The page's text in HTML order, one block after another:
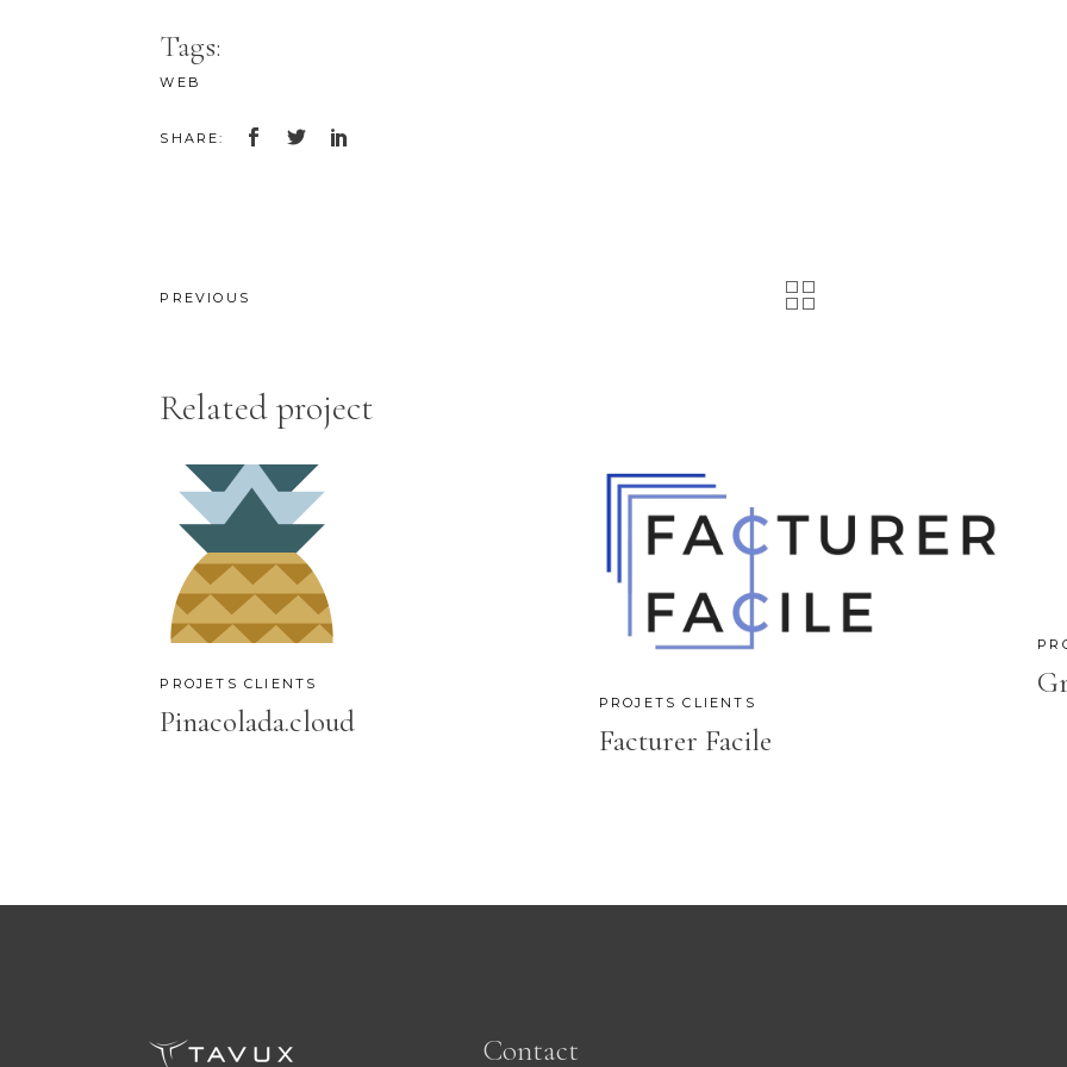
Tags:
WEB
SHARE:
PREVIOUS
Related project
PROJETS CLIENTS
Pinacolada.cloud
PROJETS CLIENTS
Facturer Facile
Contact